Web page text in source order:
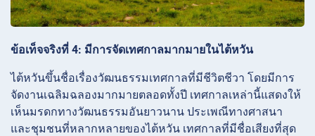
ข้อเท็จจริงที่ 4: มีการจัดเทศกาลมากมายในไต้หวัน
ไต้หวันขึ้นชื่อเรื่องวัฒนธรรมเทศกาลที่มีชีวิตชีวา โดยมีการ
จัดงานเฉลิมฉลองมากมายตลอดทั้งปี เทศกาลเหล่านี้แสดงให้
เห็นมรดกทางวัฒนธรรมอันยาวนาน ประเพณีทางศาสนา
และชุมชนที่หลากหลายของไต้หวัน เทศกาลที่มีชื่อเสียงที่สุด